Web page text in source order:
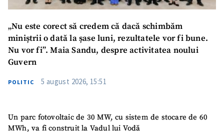
„Nu este corect să credem că dacă schimbăm
miniștrii o dată la șase luni, rezultatele vor fi bune.
Nu vor fi”. Maia Sandu, despre activitatea noului
Guvern
POLITIC 5 august 2026, 15:51
Un parc fotovoltaic de 30 MW, cu sistem de stocare de 60
MWh, va fi construit la Vadul lui Vodă